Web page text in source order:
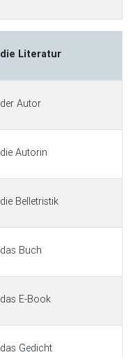
die Literatur
der Autor
die Autorin
die Belletristik
das Buch
das E-Book
das Gedicht